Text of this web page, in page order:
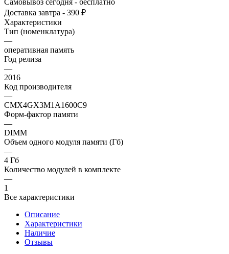
Доставка завтра - 390 ₽
Характеристики
Тип (номенклатура)
—
оперативная память
Год релиза
—
2016
Код производителя
—
CMX4GX3M1A1600C9
Форм-фактор памяти
—
DIMM
Объем одного модуля памяти (Гб)
—
4 Гб
Количество модулей в комплекте
—
1
Все характеристики
Описание
Характеристики
Наличие
Отзывы